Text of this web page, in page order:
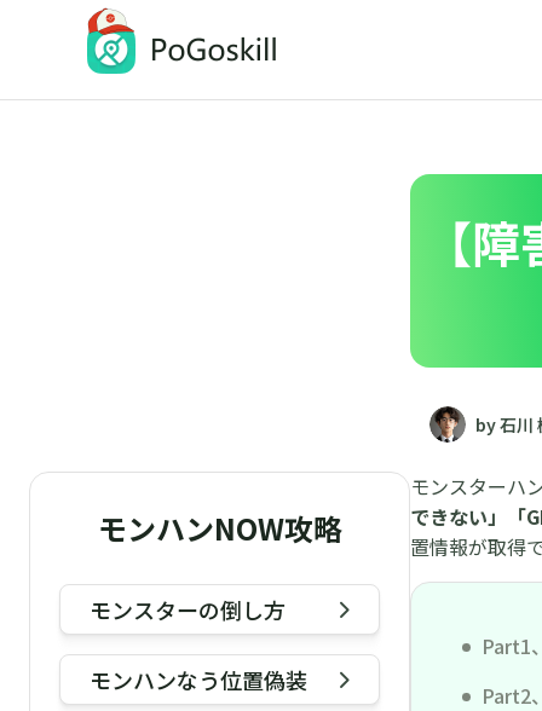
iOSとAndroidの位置情報変更アプリ
モンハンNOW攻略
モンスターの倒し方
モンハンなう位置偽装
【
by 石川
モンスターハ
できない」「
置情報が取得
Part1
Part2